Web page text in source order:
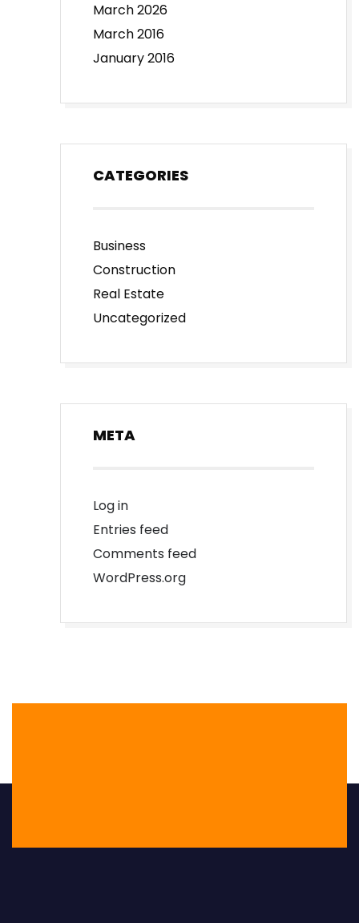
March 2026
March 2016
January 2016
CATEGORIES
Business
Construction
Real Estate
Uncategorized
META
Log in
Entries feed
Comments feed
WordPress.org